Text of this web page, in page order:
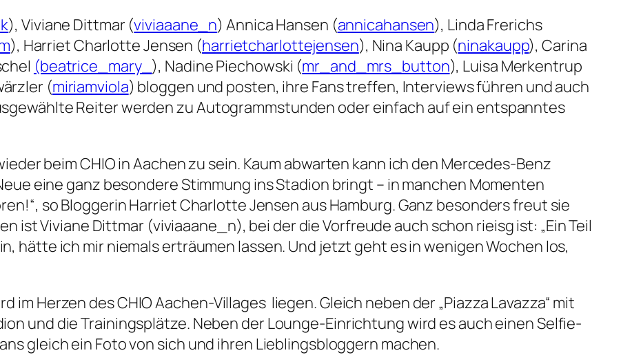
), Viviane Dittmar (viviaaane_n) Annica Hansen (annicahansen), Linda Frerichs
), Harriet Charlotte Jensen (harrietcharlottejensen), Nina Kaupp (ninakaupp), Carina
(beatrice_mary_ ), Nadine Piechowski (mr_and_mrs_button), Luisa Merkentrup
(miriamviola) bloggen und posten, ihre Fans treffen, Interviews führen und auch
Reiter werden zu Autogrammstunden oder einfach auf ein entspanntes
beim CHIO in Aachen zu sein. Kaum abwarten kann ich den Mercedes-Benz
eine ganz besondere Stimmung ins Stadion bringt – in manchen Momenten
so Bloggerin Harriet Charlotte Jensen aus Hamburg. Ganz besonders freut sie
ist Viviane Dittmar (viviaaane_n), bei der die Vorfreude auch schon rieisg ist: „Ein Teil
hätte ich mir niemals erträumen lassen. Und jetzt geht es in wenigen Wochen los,
im Herzen des CHIO Aachen-Villages liegen. Gleich neben der „Piazza Lavazza“ mit
und die Trainingsplätze. Neben der Lounge-Einrichtung wird es auch einen Selfie-
gleich ein Foto von sich und ihren Lieblingsbloggern machen.